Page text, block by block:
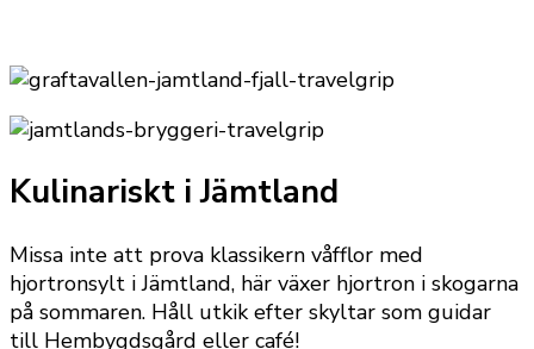
Kulinariskt i Jämtland
Missa inte att prova klassikern våfflor med
hjortronsylt i Jämtland, här växer hjortron i skogarna
på sommaren. Håll utkik efter skyltar som guidar
till Hembygdsgård eller café!